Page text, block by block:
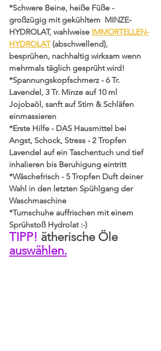
*Schwere Beine, heiße Füße -
großzügig mit gekühltem  MINZE-
HYDROLAT, wahlweise IMMORTELLEN-
HYDROLAT (abschwellend),
besprühen, nachhaltig wirksam wenn
mehrmals täglich gesprüht wird!
*Spannungskopfschmerz - 6 Tr.
Lavendel, 3 Tr. Minze auf 10 ml
Jojobaöl, sanft auf Stirn & Schläfen
einmassieren
*Erste Hilfe - DAS Hausmittel bei
Angst, Schock, Stress - 2 Tropfen
Lavendel auf ein Taschentuch und tief
inhalieren bis Beruhigung eintritt
*Wäschefrisch - 5 Tropfen Duft deiner
Wahl in den letzten Spühlgang der
Waschmaschine
*Turnschuhe auffrischen mit einem
Sprühstoß Hydrolat :-)
TIPP! ätherische Öle
auswählen.